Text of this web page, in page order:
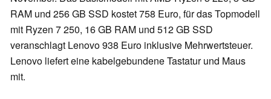
RAM und 256 GB SSD kostet 758 Euro, für das Topmodell
mit Ryzen 7 250, 16 GB RAM und 512 GB SSD
veranschlagt Lenovo 938 Euro inklusive Mehrwertsteuer.
Lenovo liefert eine kabelgebundene Tastatur und Maus
mit.